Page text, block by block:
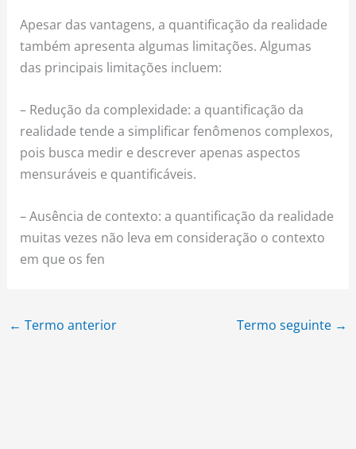
Apesar das vantagens, a quantificação da realidade
também apresenta algumas limitações. Algumas
das principais limitações incluem:
– Redução da complexidade: a quantificação da
realidade tende a simplificar fenômenos complexos,
pois busca medir e descrever apenas aspectos
mensuráveis e quantificáveis.
– Ausência de contexto: a quantificação da realidade
muitas vezes não leva em consideração o contexto
em que os fen
← Termo anterior Termo seguinte →